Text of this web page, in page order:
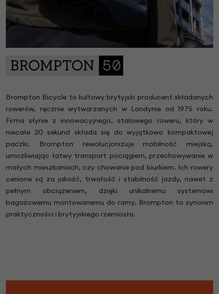
Brompton Bicycle to kultowy brytyjski producent składanych
rowerów, ręcznie wytwarzanych w Londynie od 1975 roku.
Firma słynie z innowacyjnego, stalowego roweru, który w
niecałe 20 sekund składa się do wyjątkowo kompaktowej
paczki. Brompton rewolucjonizuje mobilność miejską,
umożliwiając łatwy transport pociągiem, przechowywanie w
małych mieszkaniach, czy chowanie pod biurkiem. Ich rowery
cenione są za jakość, trwałość i stabilność jazdy, nawet z
pełnym obciążeniem, dzięki unikalnemu systemowi
bagażowemu montowanemu do ramy. Brompton to synonim
praktyczności i brytyjskiego rzemiosła.